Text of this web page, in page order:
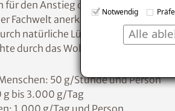
Notwendig
Alle
den Anstieg der Luftfeuchte ist
Fachwelt anerkannte Institut für
natürliche Lüftung, Dipl.-Ing.
durch das Wohnverhalten bzw.
50 g/Stunde und Person
g bis 3.000 g/Tag
1.000 g/Tag und Person